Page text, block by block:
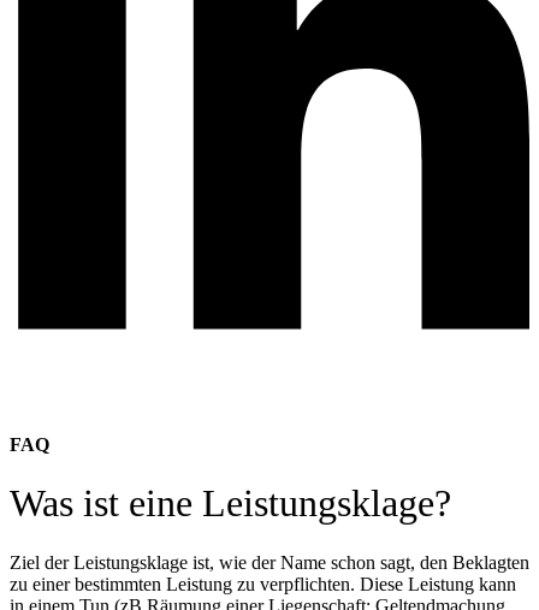
FAQ
Was ist eine Leistungsklage?
Ziel der Leistungsklage ist, wie der Name schon sagt, den Beklagten
zu einer bestimmten Leistung zu verpflichten. Diese Leistung kann
in einem Tun (zB Räumung einer Liegenschaft; Geltendmachung